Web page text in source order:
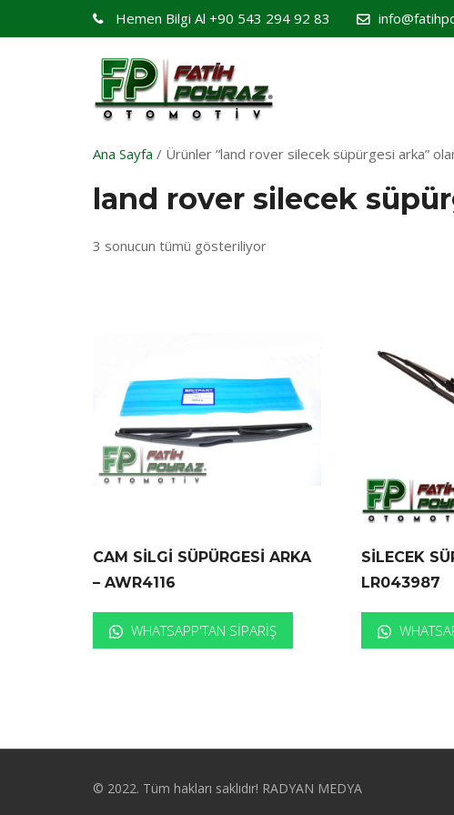
Hemen Bilgi Al +90 543 294 92 83
Ana Sayfa / Ürünler “land rover silecek süpürgesi arka”
land rover silecek
3 sonucun tümü gösteriliyor
CAM SİLGİ SÜPÜRGESİ ARKA
– AWR4116
WHATSAPP'TAN SIPARIŞ
SİLECEK
LR043987
© 2022. Tüm hakları saklıdır! RADYAN MEDYA